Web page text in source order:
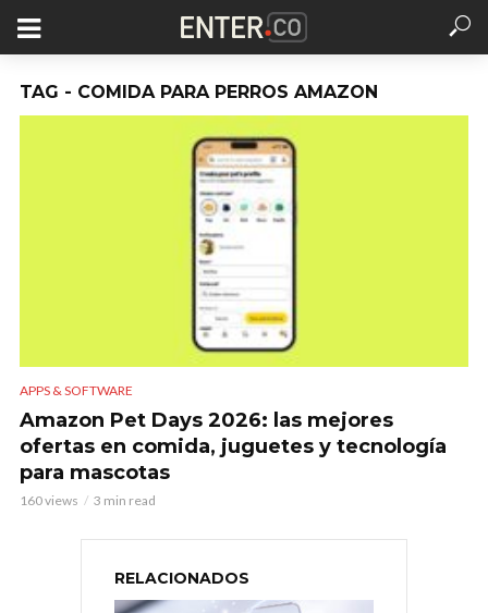
TAG - COMIDA PARA PERROS AMAZON
APPS & SOFTWARE
Amazon Pet Days 2026: las mejores
ofertas en comida, juguetes y tecnología
para mascotas
160 views 3 min read
RELACIONADOS